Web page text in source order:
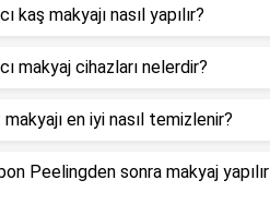
kaş makyajı nasıl yapılır?
makyaj cihazları nelerdir?
makyajı en iyi nasıl temizlenir?
Peelingden sonra makyaj yapılır